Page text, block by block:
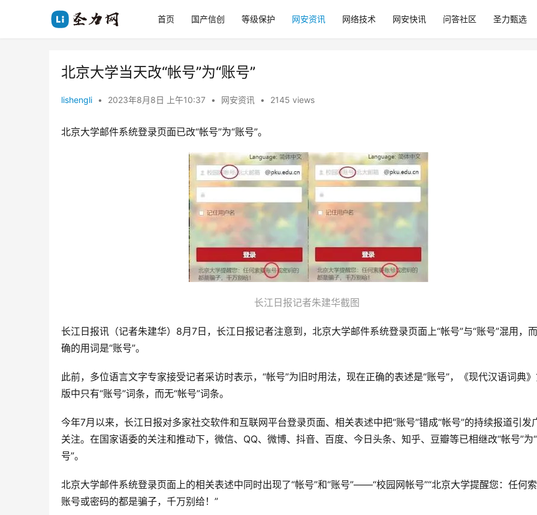
首页 国产信创 等级保护 网安资讯 网络技术 网安快讯 问答社区 圣力甄选
北京大学当天改“帐号”为“账号”
lishengli • 2023年8月8日 上午10:37 • 网安资讯 • 2145 views
北京大学邮件系统登录页面已改“帐号”为“账号”。
长江日报记者朱建华截图
长江日报讯（记者朱建华）8月7日，长江日报记者注意到，北京大学邮件系统登录页面上“帐号”与“账号”混用，
确的用词是“账号”。
此前，多位语言文字专家接受记者采访时表示，“帐号”为旧时用法，现在正确的表述是“账号”，《现代汉语词典
版中只有“账号”词条，而无“帐号”词条。
今年7月以来，长江日报对多家社交软件和互联网平台登录页面、相关表述中把“账号”错成“帐号”的持续报道引发
关注。在国家语委的关注和推动下，微信、QQ、微博、抖音、百度、今日头条、知乎、豆瓣等已相继改“帐号”为
号”。
北京大学邮件系统登录页面上的相关表述中同时出现了“帐号”和“账号”——“校园网帐号”“北京大学提醒您：任何
账号或密码的都是骗子，千万别给！”